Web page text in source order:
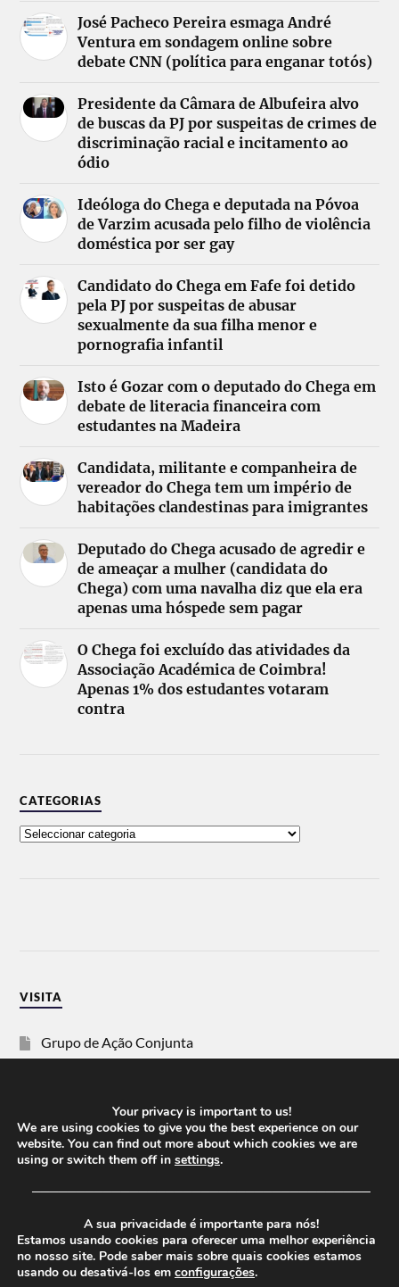
José Pacheco Pereira esmaga André
Ventura em sondagem online sobre
debate CNN (política para enganar totós)
Presidente da Câmara de Albufeira alvo
de buscas da PJ por suspeitas de crimes de
discriminação racial e incitamento ao
ódio
Ideóloga do Chega e deputada na Póvoa
de Varzim acusada pelo filho de violência
doméstica por ser gay
Candidato do Chega em Fafe foi detido
pela PJ por suspeitas de abusar
sexualmente da sua filha menor e
pornografia infantil
Isto é Gozar com o deputado do Chega em
debate de literacia financeira com
estudantes na Madeira
Candidata, militante e companheira de
vereador do Chega tem um império de
habitações clandestinas para imigrantes
Deputado do Chega acusado de agredir e
de ameaçar a mulher (candidata do
Chega) com uma navalha diz que ela era
apenas uma hóspede sem pagar
O Chega foi excluído das atividades da
Associação Académica de Coimbra!
Apenas 1% dos estudantes votaram
contra
CATEGORIAS
VISITA
Grupo de Ação Conjunta
Vida Justa
dezanove
Your privacy is important to us!
We are using cookies to give you the best experience on our
website. You can find out more about which cookies we are
using or switch them off in settings.
──────────────────────────────────────
A sua privacidade é importante para nós!
Estamos usando cookies para oferecer uma melhor experiência
no nosso site. Pode saber mais sobre quais cookies estamos
usando ou desativá-los em configurações.